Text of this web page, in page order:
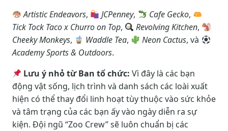
Artistic Endeavors, JCPenney, Cafe Gecko,
Tick Tock Taco x Churro on Top, Revolving Kitchen,
Cheeky Monkeys, Waddle Tea, Neon Cactus, và
Academy Sports & Outdoors.
Lưu ý nhỏ từ Ban tổ chức: Vì đây là các bạn
động vật sống, lịch trình và danh sách các loài xuất
hiện có thể thay đổi linh hoạt tùy thuộc vào sức khỏe
và tâm trạng của các bạn ấy vào ngày diễn ra sự
kiện. Đội ngũ “Zoo Crew” sẽ luôn chuẩn bị các